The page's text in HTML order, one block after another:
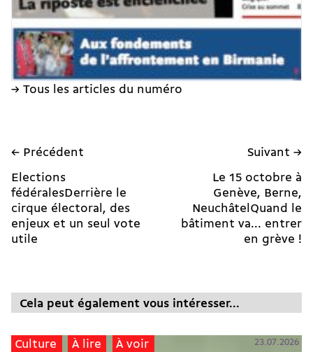
→ Tous les articles du numéro
← Précédent
Elections
fédéralesDerrière le
cirque électoral, des
enjeux et un seul vote
utile
Suivant →
Le 15 octobre à
Genève, Berne,
NeuchâtelQuand le
bâtiment va... entrer
en grève !
Cela peut également vous intéresser...
Culture À lire À voir 23.07.2026